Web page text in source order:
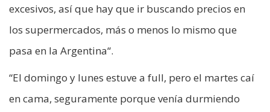
excesivos, así que hay que ir buscando precios en
los supermercados, más o menos lo mismo que
pasa en la Argentina“.
“El domingo y lunes estuve a full, pero el martes caí
en cama, seguramente porque venía durmiendo